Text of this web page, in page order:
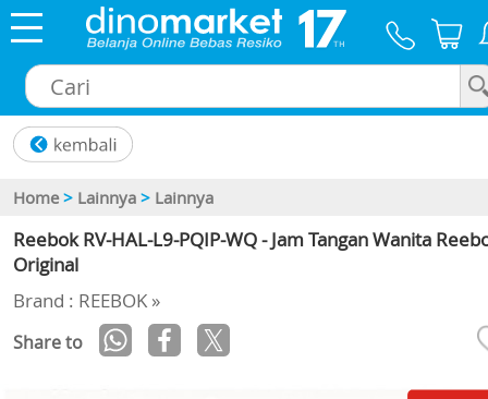
Home > Lainnya > Lainnya
Reebok RV-HAL-L9-PQIP-WQ - Jam Tangan Wanita
Original
Brand : REEBOK »
Share to